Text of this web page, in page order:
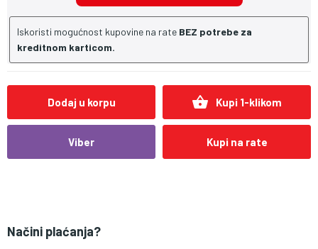
Iskoristi mogućnost kupovine na rate BEZ potrebe za
kreditnom karticom.
Dodaj u korpu shopping_basket Kupi 1-klikom
Viber Kupi na rate
Načini plaćanja?